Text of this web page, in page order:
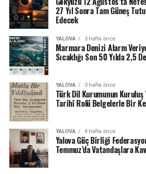
27 Yıl Sonra Tam Güneş
Edecek
YALOVA 3 hafta önce
Marmara Denizi Alarm
Sıcaklığı Son 50 Yılda 2,5
YALOVA 3 hafta önce
Türk Dil Kurumunun Kuruluş
Tarihî Rolü Belgelerle Bir
YALOVA 4 hafta önce
Yalova Güç Birliği
Temmuz’da Vatandaşlara